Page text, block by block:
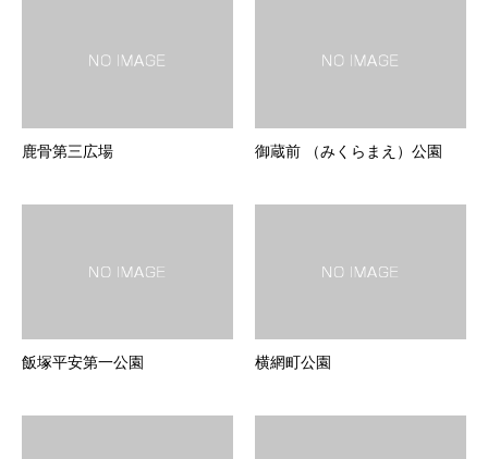
鹿骨第三広場 御蔵前 （みくらまえ）公園
飯塚平安第一公園 横網町公園